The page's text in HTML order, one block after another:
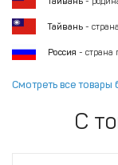
Тайвань -
Россия - страна
Смотреть все товары
С